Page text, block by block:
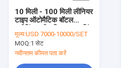
10 मिली - 100 मिली लीनियर
टाइप ऑटोमैटिक बॉटल
फंक्शन
मूल्य:USD 7000-10000/SET
MOQ:1 सेट
नवीनतम कीमत पता करें